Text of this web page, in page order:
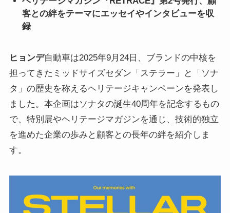
客との絆をテーマにエッセイやインタビューを収
録
ヒョンデ自動車は2025年9月24日、ブランドの中核を
担ってきたミッドサイズセダン「ステラー」と「ソナ
タ」の歴史を称えるヘリテージキャンペーンを発表し
ました。本企画はソナタの誕生40周年を記念するもの
で、特別展やヘリテージマガジンを通じ、技術的独立
を進めた企業の歩みと顧客との長年の絆を紹介しま
す。